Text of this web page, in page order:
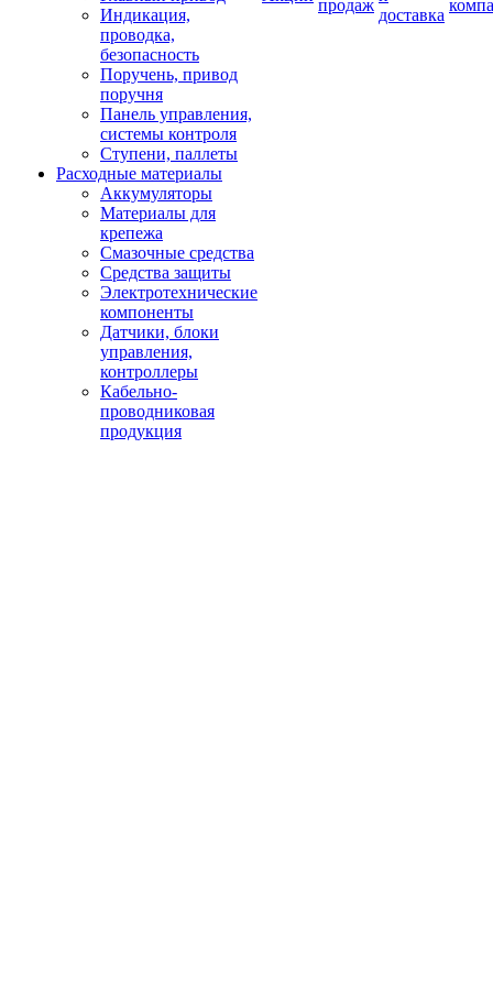
Индикация,
проводка,
безопасность
Поручень, привод
поручня
Панель управления,
системы контроля
Ступени, паллеты
Расходные материалы
Аккумуляторы
Материалы для
крепежа
Смазочные средства
Средства защиты
Электротехнические
компоненты
Датчики, блоки
управления,
контроллеры
Кабельно-
проводниковая
продукция
продаж
доставка